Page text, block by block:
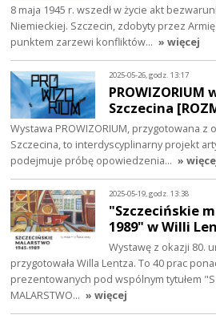
8 maja 1945 r. wszedł w życie akt
Niemieckiej. Szczecin, zdobyty przez
punktem zarzewi konfliktów… » więcej
2025-05-26, godz. 13:17
Szczecina
Wystawa PROWIZORIUM, przygotowana z
Szczecina, to interdyscyplinarny projekt
podejmuje próbę opowiedzenia… »
2025-05-19, godz. 13:38
"Szczecińskie
1989" w Willi
Wystawę z okazji 80.
przygotowała Willa Lentza. To 40 prac
prezentowanych pod wspólnym tytułem
MALARSTWO… » więcej